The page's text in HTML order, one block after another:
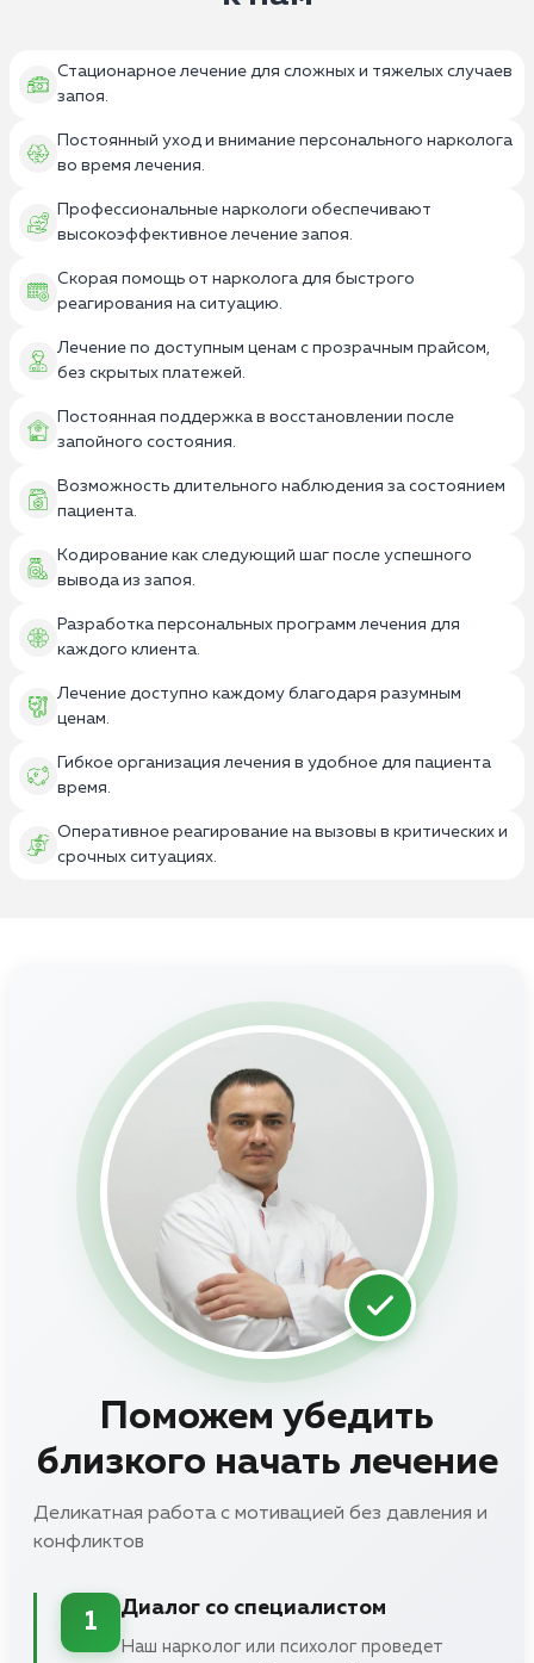
Стационарное лечение для сложных и тяжелых случаев
запоя.
Постоянный уход и внимание персонального нарколога
во время лечения.
Профессиональные наркологи обеспечивают
высокоэффективное лечение запоя.
Скорая помощь от нарколога для быстрого
реагирования на ситуацию.
Лечение по доступным ценам с прозрачным прайсом,
без скрытых платежей.
Постоянная поддержка в восстановлении после
запойного состояния.
Возможность длительного наблюдения за состоянием
пациента.
Кодирование как следующий шаг после успешного
вывода из запоя.
Разработка персональных программ лечения для
каждого клиента.
Лечение доступно каждому благодаря разумным
ценам.
Гибкое организация лечения в удобное для пациента
время.
Оперативное реагирование на вызовы в критических и
срочных ситуациях.
Поможем убедить
близкого начать лечение
Деликатная работа с мотивацией без давления и
конфликтов
1
Диалог со специалистом
Наш нарколог или психолог проведет